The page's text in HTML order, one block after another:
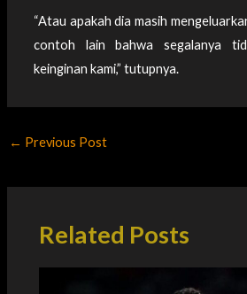
“Atau apakah dia masih
contoh lain bahwa segalanya
keinginan kami,” tutupnya.
← Previous Post
Related Posts